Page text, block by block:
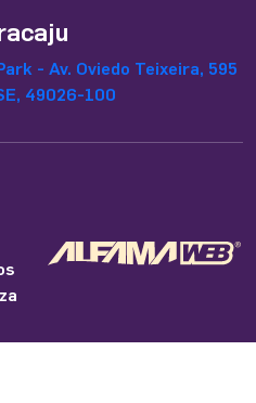
- Av. Oviedo Teixeira, 595
49026-100